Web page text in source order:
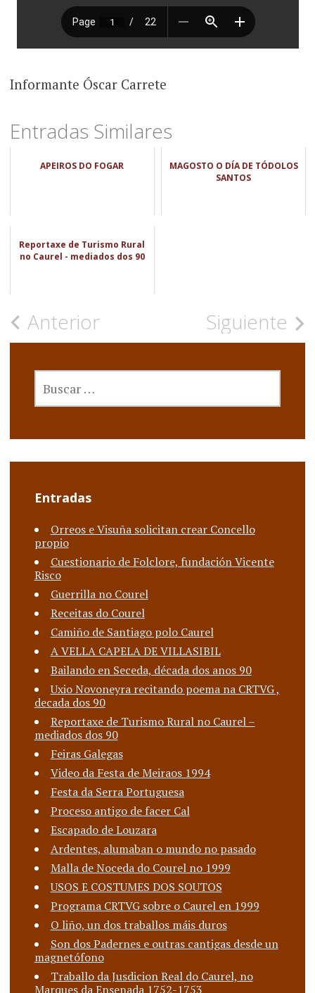
Informante Óscar Carrete
Entradas Similares
APEIROS DO FOGAR
MAGOSTO O DÍA DE TÓDOLOS
SANTOS
Reportaxe de Turismo Rural
no Caurel - mediados dos 90
Navegación
Anterior Siguiente
Entradas
Orreos e Visuña solicitan crear Concello
propio
Cuestionario de Folclore, fundación Vicente
Risco
Guerrilla no Courel
Receitas do Courel
Camiño de Santiago polo Caurel
A VELLA CAPELA DE VILLASIBIL
Bailando en Seceda, década dos anos 90
Uxio Novoneyra recitando poema na CRTVG ,
decada dos 90
Reportaxe de Turismo Rural no Caurel –
mediados dos 90
Feiras Galegas
Video da Festa de Meiraos 1994
Festa da Serra Portuguesa
Proceso antigo de facer Cal
Escapado de Louzara
Ardentes, alumaban o mundo no pasado
Malla de Noceda do Courel no 1999
USOS E COSTUMES DOS SOUTOS
Programa CRTVG sobre o Caurel en 1999
O liño, un dos traballos máis duros
Son dos Padernes e outras cantigas desde un
magnetófono
Traballo da Jusdicion Real do Caurel, no
Marques da Ensenada 1752-1753